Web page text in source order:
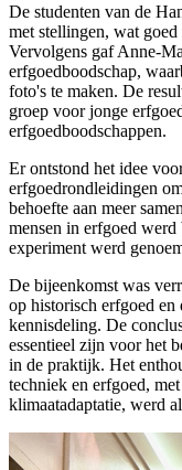
De studenten van de
met stellingen, wat
Vervolgens gaf Anne-
erfgoedboodschap,
foto's te maken. De
groep voor jonge
erfgoedboodschappen.
Er ontstond het idee
erfgoedrondleidingen
behoefte aan meer
mensen in erfgoed
experiment werd
De bijeenkomst was
op historisch erfgoed
kennisdeling. De
essentieel zijn voor het
in de praktijk. Het
techniek en erfgoed,
klimaatadaptatie, werd